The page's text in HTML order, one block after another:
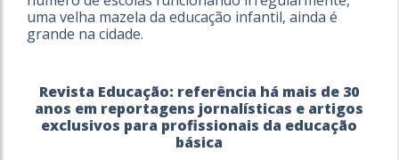
uma velha mazela da educação infantil, ainda é
grande na cidade.
Revista Educação: referência há mais de 30
anos em reportagens jornalísticas e artigos
exclusivos para profissionais da educação
básica